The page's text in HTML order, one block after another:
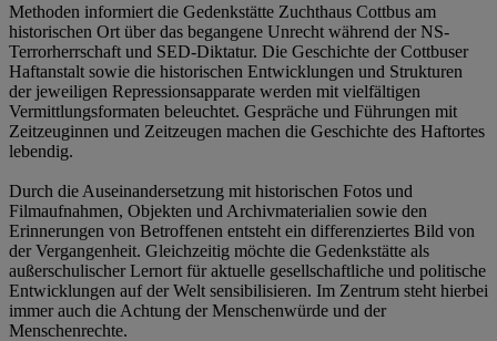
Methoden informiert die Gedenkstätte Zuchthaus Cottbus am
historischen Ort über das begangene Unrecht während der NS-
Terrorherrschaft und SED-Diktatur. Die Geschichte der Cottbuser
Haftanstalt sowie die historischen Entwicklungen und Strukturen
der jeweiligen Repressionsapparate werden mit vielfältigen
Vermittlungsformaten beleuchtet. Gespräche und Führungen mit
Zeitzeuginnen und Zeitzeugen machen die Geschichte des Haftortes
lebendig.
Durch die Auseinandersetzung mit historischen Fotos und
Filmaufnahmen, Objekten und Archivmaterialien sowie den
Erinnerungen von Betroffenen entsteht ein differenziertes Bild von
der Vergangenheit. Gleichzeitig möchte die Gedenkstätte als
außerschulischer Lernort für aktuelle gesellschaftliche und politische
Entwicklungen auf der Welt sensibilisieren. Im Zentrum steht hierbei
immer auch die Achtung der Menschenwürde und der
Menschenrechte.